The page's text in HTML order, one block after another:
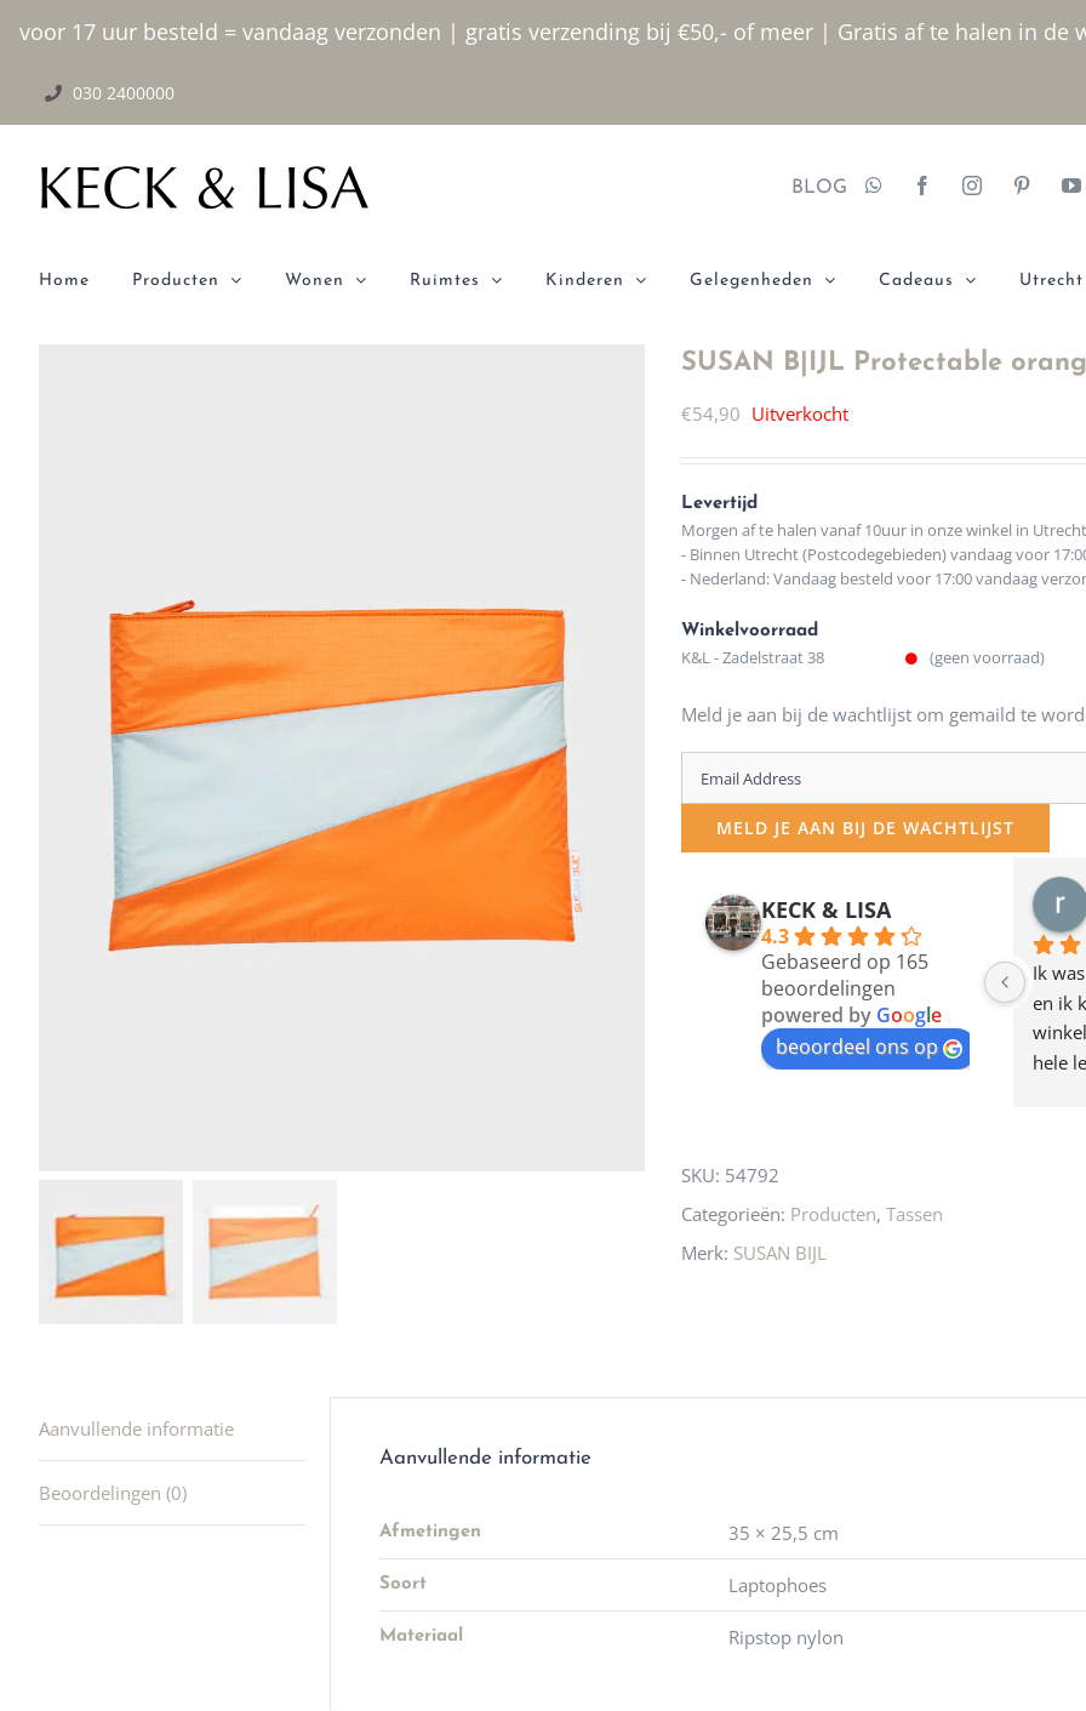
voor 17 uur besteld = vandaag verzonden | gratis verzending bij €50,- of meer | Gratis af te halen in
inhoud
030 2400000
BLOG
Home Producten Wonen Ruimtes Kinderen Gelegenheden Cadeaus Utrecht
SUSAN B|IJL Protectable
€54,90 Uitverkocht
Levertijd
Morgen af te halen vanaf 10uur in onze winkel in Utrecht
- Binnen Utrecht (Postcodegebieden) vandaag voor
- Nederland: Vandaag besteld voor 17:00 vandaag
Winkelvoorraad
K&L - Zadelstraat 38 (geen voorraad)
Meld je aan bij de wachtlijst om gemaild te
Enter
your
email
MELD JE AAN BIJ DE WACHTLIJST
KECK & LISA
4.3
Gebaseerd op 165
beoordelingen
powered by Google
beoordeel ons op
Ik
en ik
hele
SKU: 54792
Categorieën: Producten, Tassen
Merk: SUSAN BIJL
Aanvullende informatie
Beoordelingen (0)
Aanvullende informatie
Afmetingen 35 × 25,5 cm
Soort Laptophoes
Materiaal Ripstop nylon